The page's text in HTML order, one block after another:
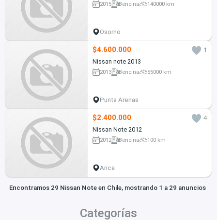
2015 Bencina 140000 km
Osorno
$4.600.000
1
Nissan note 2013
2013 Bencina 55000 km
Punta Arenas
$2.400.000
4
Nissan Note 2012
2012 Bencina 100 km
Arica
Encontramos 29 Nissan Note en Chile, mostrando 1 a 29 anuncios
Categorías